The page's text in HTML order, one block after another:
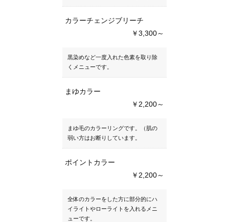
カラーチェンジブリーチ
￥3,300～
黒染めなど一度入れた色素を取り除
くメニューです。
まゆカラー
￥2,200～
まゆ毛のカラーリングです。（肌の
弱い方はお断りしています。
ポイントカラー
￥2,200～
全体のカラーをした方に部分的にハ
イライトやローライトを入れるメニ
ューです。